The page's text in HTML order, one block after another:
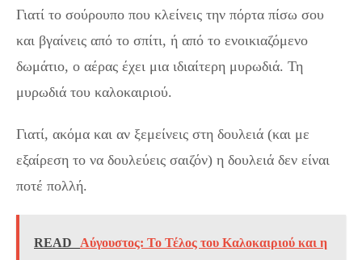
Γιατί το σούρουπο που κλείνεις την πόρτα πίσω σου
και βγαίνεις από το σπίτι, ή από το ενοικιαζόμενο
δωμάτιο, ο αέρας έχει μια ιδιαίτερη μυρωδιά. Τη
μυρωδιά του καλοκαιριού.
Γιατί, ακόμα και αν ξεμείνεις στη δουλειά (και με
εξαίρεση το να δουλεύεις σαιζόν) η δουλειά δεν είναι
ποτέ πολλή.
READ
Αύγουστος: Το Τέλος του Καλοκαιριού και η